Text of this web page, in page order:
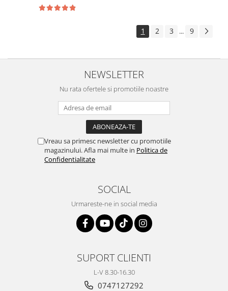
1 2 3 ... 9
NEWSLETTER
Nu rata ofertele si promotiile noastre
Vreau sa primesc newsletter cu promotiile
magazinului. Afla mai multe in Politica de
Confidentialitate
SOCIAL
Urmareste-ne in social media
SUPORT CLIENTI
L-V 8.30-16.30
0747127292